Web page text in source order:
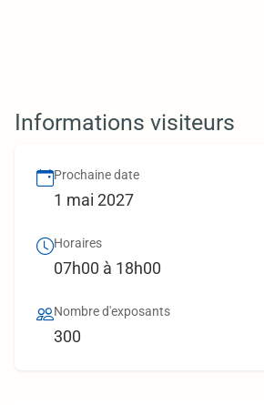
Informations visiteurs
Prochaine date
1 mai 2027
Horaires
07h00 à 18h00
Nombre d'exposants
300